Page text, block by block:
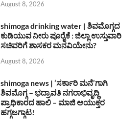
August 8, 2026
shimoga drinking water | ಶಿವಮೊಗ್ಗದ
ಕುಡಿಯುವ ನೀರು ಪೂರೈಕೆ : ಜಿಲ್ಲಾ ಉಸ್ತುವಾರಿ
ಸಚಿವರಿಗೆ ಶಾಸಕರ ಮನವಿಯೇನು?
August 8, 2026
shimoga news | ‘ಸರ್ಕಾರಿ ಮನೆ’ಗಾಗಿ
ಶಿವಮೊಗ್ಗ – ಭದ್ರಾವತಿ ನಗರಾಭಿವೃದ್ದಿ
ಪ್ರಾಧಿಕಾರದ ಹಾಲಿ – ಮಾಜಿ ಆಯುಕ್ತರ
ಹಗ್ಗಜಗ್ಗಾಟ!